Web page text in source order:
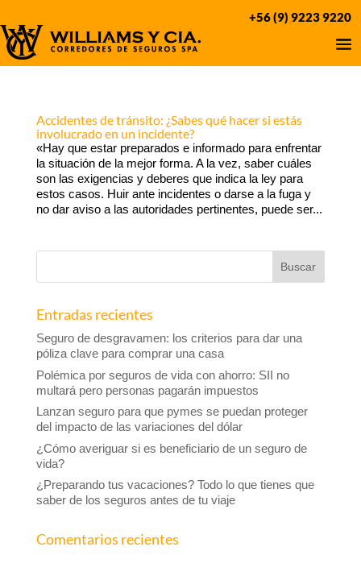
+56 (9) 9223 9220
Accidentes de tránsito: ¿Sabes qué hacer si estás
involucrado en un incidente?
«Hay que estar preparados e informado para enfrentar
la situación de la mejor forma. A la vez, saber cuáles
son las exigencias y deberes que indica la ley para
estos casos. Huir ante incidentes o darse a la fuga y
no dar aviso a las autoridades pertinentes, puede ser...
Entradas recientes
Seguro de desgravamen: los criterios para dar una
póliza clave para comprar una casa
Polémica por seguros de vida con ahorro: SII no
multará pero personas pagarán impuestos
Lanzan seguro para que pymes se puedan proteger
del impacto de las variaciones del dólar
¿Cómo averiguar si es beneficiario de un seguro de
vida?
¿Preparando tus vacaciones? Todo lo que tienes que
saber de los seguros antes de tu viaje
Comentarios recientes